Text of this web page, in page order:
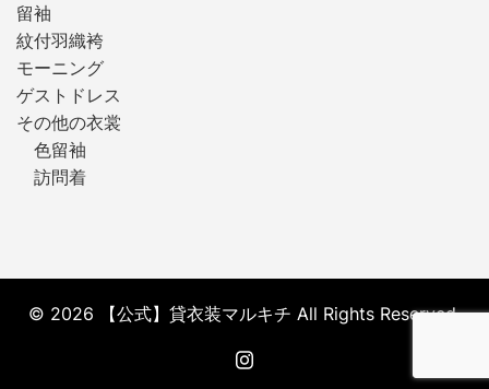
留袖
紋付羽織袴
モーニング
ゲストドレス
その他の衣裳
色留袖
訪問着
© 2026 【公式】貸衣装マルキチ All Rights Reserved.